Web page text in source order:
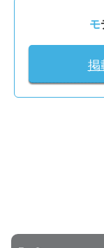
掲